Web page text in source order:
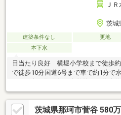
Ｊ
茨城
建築条件なし 更地
本下水
日当たり良好 横堀小学校まで徒歩
で徒歩10分国道6号まで車で約1分で
茨城県那珂市菅谷 580